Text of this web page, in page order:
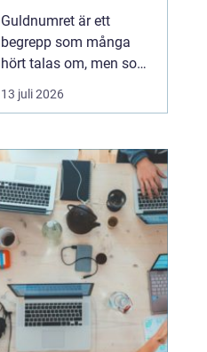
varumärke och
vardag
Guldnumret är ett
begrepp som många
hört talas om, men som
färre har funderat
igenom strategiskt. Med
och ofta symmetriskt
telefonnummer kan
både företag och
privatpersoner göra
kommuni...
13 juli 2026